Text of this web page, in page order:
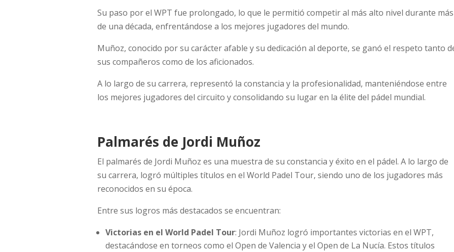
Su paso por el WPT fue prolongado, lo que le permitió competir al más alto nivel durante más
de una década, enfrentándose a los mejores jugadores del mundo.
Muñoz, conocido por su carácter afable y su dedicación al deporte, se ganó el respeto tanto
sus compañeros como de los aficionados.
A lo largo de su carrera, representó la constancia y la profesionalidad, manteniéndose entre
los mejores jugadores del circuito y consolidando su lugar en la élite del pádel mundial.
Palmarés de Jordi Muñoz
El palmarés de Jordi Muñoz es una muestra de su constancia y éxito en el pádel. A lo largo de
su carrera, logró múltiples títulos en el World Padel Tour, siendo uno de los jugadores más
reconocidos en su época.
Entre sus logros más destacados se encuentran:
Victorias en el World Padel Tour: Jordi Muñoz logró importantes victorias en el WPT,
destacándose en torneos como el Open de Valencia y el Open de La Nucía. Estos títulos